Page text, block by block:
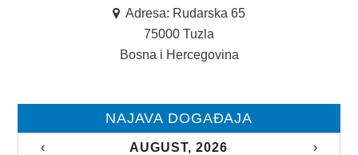
Adresa: Rudarska 65
75000 Tuzla
Bosna i Hercegovina
NAJAVA DOGAĐAJA
‹ AUGUST, 2026 ›